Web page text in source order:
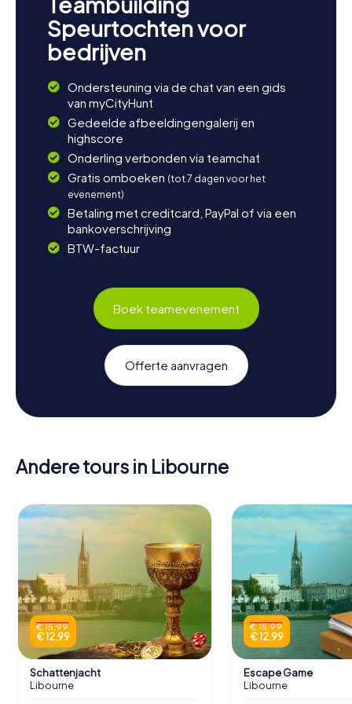
Speurtochten voor
bedrijven
Ondersteuning via de chat van een gids
van myCityHunt
Gedeelde afbeeldingengalerij en
highscore
Onderling verbonden via teamchat
Gratis omboeken (tot 7 dagen voor het
evenement)
Betaling met creditcard, PayPal of via een
bankoverschrijving
BTW-factuur
Boek teamevenement
Offerte aanvragen
Andere tours in Libourne
€ 15,99
€ 12,99
Schattenjacht
Libourne
€ 15,99
€ 12,99
Escape Game
Libourne